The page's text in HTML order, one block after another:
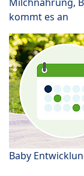
kommt es an
Baby